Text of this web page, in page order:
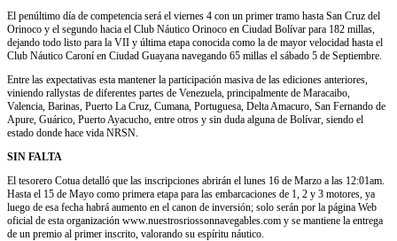
El penúltimo día de competencia será el viernes 4 con un primer tramo hasta San Cruz del
Orinoco y el segundo hacia el Club Náutico Orinoco en Ciudad Bolívar para 182 millas,
dejando todo listo para la VII y última etapa conocida como la de mayor velocidad hasta el
Club Náutico Caroní en Ciudad Guayana navegando 65 millas el sábado 5 de Septiembre.
Entre las expectativas esta mantener la participación masiva de las ediciones anteriores,
viniendo rallystas de diferentes partes de Venezuela, principalmente de Maracaibo,
Valencia, Barinas, Puerto La Cruz, Cumana, Portuguesa, Delta Amacuro, San Fernando de
Apure, Guárico, Puerto Ayacucho, entre otros y sin duda alguna de Bolívar, siendo el
estado donde hace vida NRSN.
SIN FALTA
El tesorero Cotua detalló que las inscripciones abrirán el lunes 16 de Marzo a las 12:01am.
Hasta el 15 de Mayo como primera etapa para las embarcaciones de 1, 2 y 3 motores, ya
luego de esa fecha habrá aumento en el canon de inversión; solo serán por la página Web
oficial de esta organización www.nuestrosriossonnavegables.com y se mantiene la entrega
de un premio al primer inscrito, valorando su espíritu náutico.